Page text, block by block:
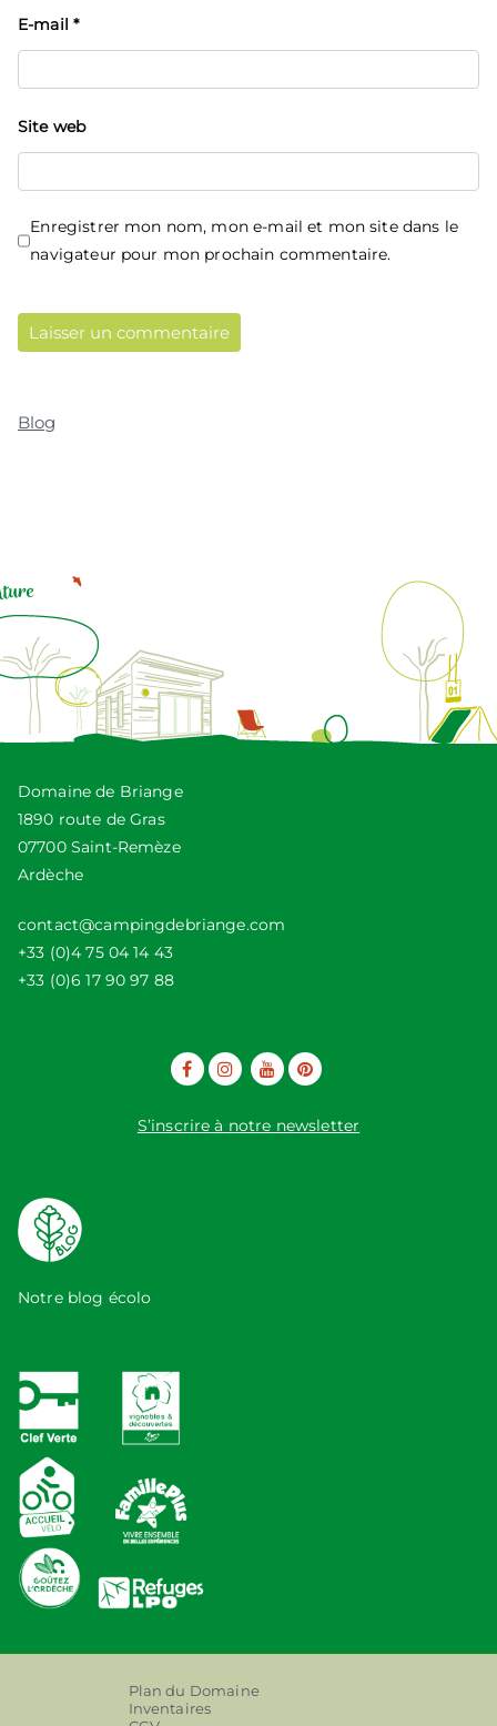
E-mail*
Site web
Enregistrer mon nom, mon e-mail et mon site dans le
navigateur pour mon prochain commentaire.
Blog
Domaine de Briange
1890 route de Gras
07700 Saint-Remèze
Ardèche
contact@campingdebriange.com
+33 (0)4 75 04 14 43
+33 (0)6 17 90 97 88
S’inscrire à notre newsletter
Notre blog écolo
Plan du Domaine
Inventaires